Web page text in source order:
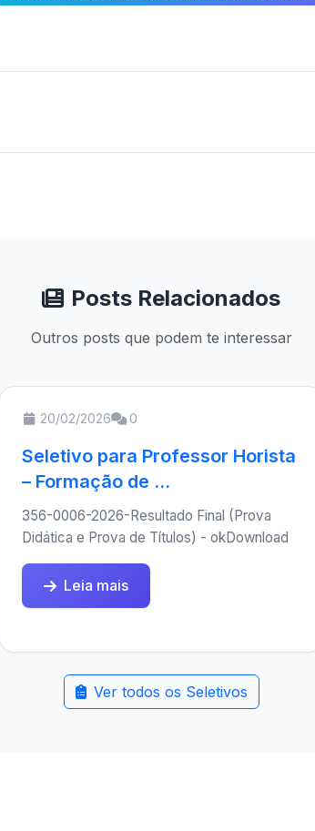
Posts Relacionados
Outros posts que podem te interessar
20/02/2026 0
Seletivo para Professor Horista
– Formação de ...
356-0006-2026-Resultado Final (Prova
Didática e Prova de Títulos) - okDownload
Leia mais
Ver todos os Seletivos